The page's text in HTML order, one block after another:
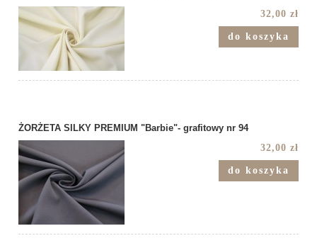
32,00 zł
do koszyka
ŻORŻETA SILKY PREMIUM "Barbie"- grafitowy nr 94
32,00 zł
do koszyka